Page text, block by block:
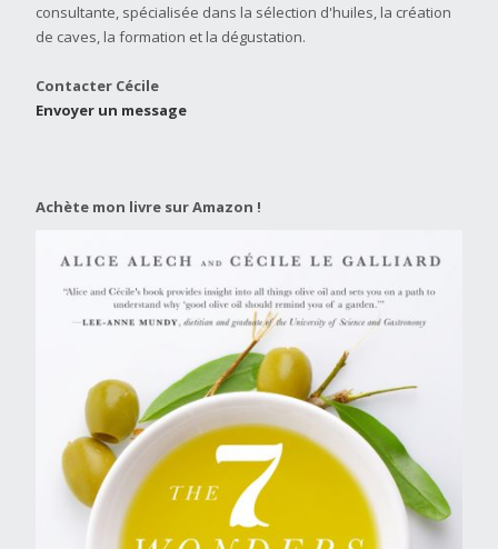
consultante, spécialisée dans la sélection d'huiles, la création
de caves, la formation et la dégustation.
Contacter Cécile
Envoyer un message
Achète mon livre sur Amazon !